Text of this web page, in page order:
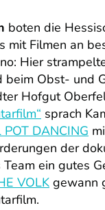
boten die
mit Filmen an
Hier
beim Obst- und
Hofgut
sprach
POT DANCING
der
ein gutes
VOLK gewann